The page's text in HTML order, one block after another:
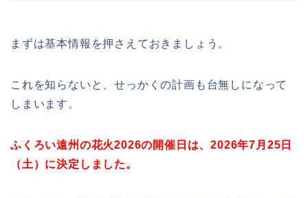
まずは基本情報を押さえておきましょう。
これを知らないと、せっかくの計画も台無しになって
しまいます。
ふくろい遠州の花火2026の開催日は、2026年7月25日
（土）に決定しました。